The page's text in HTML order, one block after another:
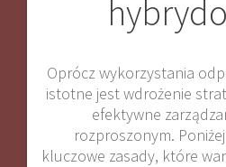
Oprócz wykorzystania
istotne jest wdrożenie
efektywne
rozproszonym.
kluczowe zasady, które